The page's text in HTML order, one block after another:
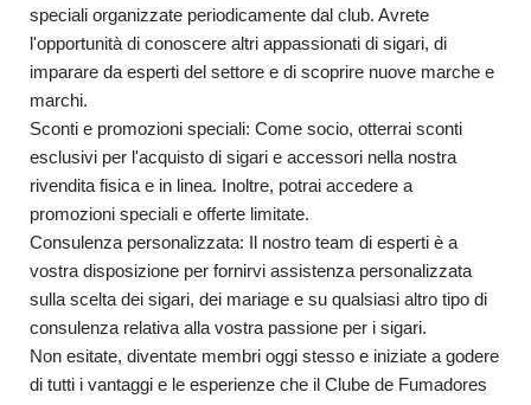
speciali organizzate periodicamente dal club. Avrete
l'opportunità di conoscere altri appassionati di sigari, di
imparare da esperti del settore e di scoprire nuove marche e
marchi.
Sconti e promozioni speciali: Come socio, otterrai sconti
esclusivi per l'acquisto di sigari e accessori nella nostra
rivendita fisica e in linea. Inoltre, potrai accedere a
promozioni speciali e offerte limitate.
Consulenza personalizzata: Il nostro team di esperti è a
vostra disposizione per fornirvi assistenza personalizzata
sulla scelta dei sigari, dei mariage e su qualsiasi altro tipo di
consulenza relativa alla vostra passione per i sigari.
Non esitate, diventate membri oggi stesso e iniziate a godere
di tutti i vantaggi e le esperienze che il Clube de Fumadores